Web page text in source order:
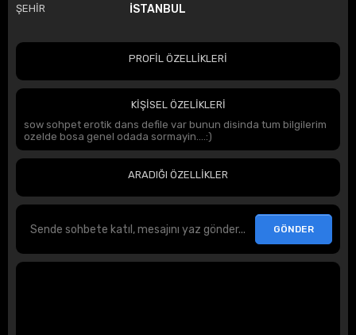
ŞEHİR İSTANBUL
PROFİL ÖZELLİKLERİ
KİŞİSEL ÖZELİKLERİ
sow sohpet erotik dans defile var bunun disinda tum bilgilerim
ozelde bosa genel odada sormayin....:)
ARADIĞI ÖZELLİKLER